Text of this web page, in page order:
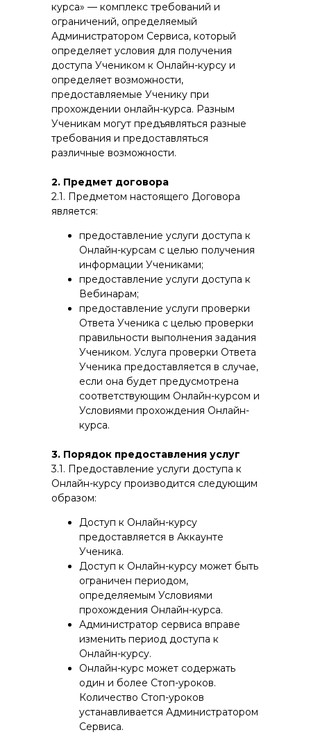
курса» — комплекс требований и
ограничений, определяемый
Администратором Сервиса, который
определяет условия для получения
доступа Учеником к Онлайн-курсу и
определяет возможности,
предоставляемые Ученику при
прохождении онлайн-курса. Разным
Ученикам могут предъявляться разные
требования и предоставляться
различные возможности.
2. Предмет договора
2.1. Предметом настоящего Договора
является:
предоставление услуги доступа к
Онлайн-курсам с целью получения
информации Учениками;
предоставление услуги доступа к
Вебинарам;
предоставление услуги проверки
Ответа Ученика с целью проверки
правильности выполнения задания
Учеником. Услуга проверки Ответа
Ученика предоставляется в случае,
если она будет предусмотрена
соответствующим Онлайн-курсом и
Условиями прохождения Онлайн-
курса.
3. Порядок предоставления услуг
3.1. Предоставление услуги доступа к
Онлайн-курсу производится следующим
образом:
Доступ к Онлайн-курсу
предоставляется в Аккаунте
Ученика.
Доступ к Онлайн-курсу может быть
ограничен периодом,
определяемым Условиями
прохождения Онлайн-курса.
Администратор сервиса вправе
изменить период доступа к
Онлайн-курсу.
Онлайн-курс может содержать
один и более Стоп-уроков.
Количество Стоп-уроков
устанавливается Администратором
Сервиса.